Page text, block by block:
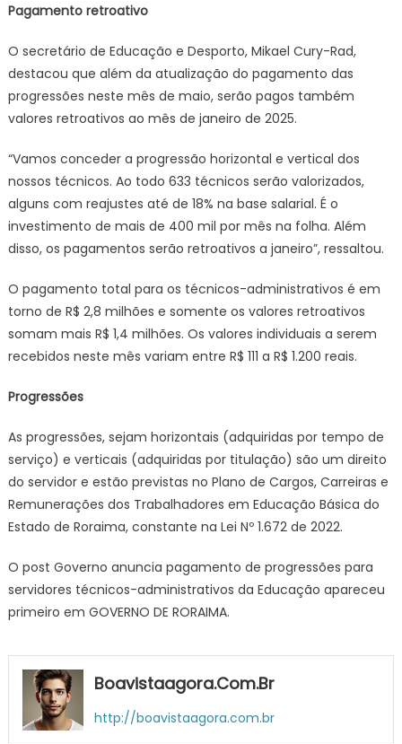
Pagamento retroativo
O secretário de Educação e Desporto, Mikael Cury-Rad,
destacou que além da atualização do pagamento das
progressões neste mês de maio, serão pagos também
valores retroativos ao mês de janeiro de 2025.
“Vamos conceder a progressão horizontal e vertical dos
nossos técnicos. Ao todo 633 técnicos serão valorizados,
alguns com reajustes até de 18% na base salarial. É o
investimento de mais de 400 mil por mês na folha. Além
disso, os pagamentos serão retroativos a janeiro”, ressaltou.
O pagamento total para os técnicos-administrativos é em
torno de R$ 2,8 milhões e somente os valores retroativos
somam mais R$ 1,4 milhões. Os valores individuais a serem
recebidos neste mês variam entre R$ 111 a R$ 1.200 reais.
Progressões
As progressões, sejam horizontais (adquiridas por tempo de
serviço) e verticais (adquiridas por titulação) são um direito
do servidor e estão previstas no Plano de Cargos, Carreiras e
Remunerações dos Trabalhadores em Educação Básica do
Estado de Roraima, constante na Lei Nº 1.672 de 2022.
O post Governo anuncia pagamento de progressões para
servidores técnicos-administrativos da Educação apareceu
primeiro em GOVERNO DE RORAIMA.
Boavistaagora.com.br
http://boavistaagora.com.br